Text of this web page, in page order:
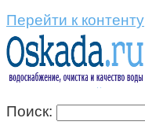
Перейти к контенту
Поиск: